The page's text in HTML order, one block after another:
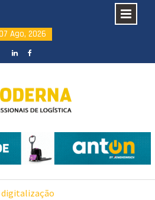
Ago, 2026
digitalização